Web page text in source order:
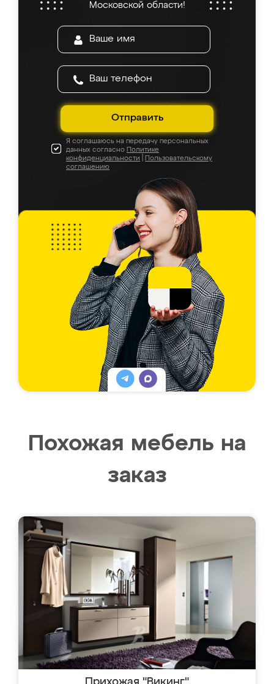
Московской области!
Отправить
Я соглашаюсь на передачу персональных
данных согласно Политике
конфиденциальности
Пользовательскому
соглашению
Похожая мебель на
заказ